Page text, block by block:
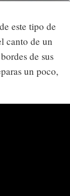
este tipo de
canto de un
de sus
un poco,